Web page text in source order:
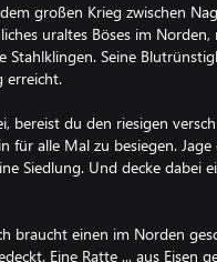
großen Krieg zwischen
uraltes Böses im
Stahlklingen. Seine
erreicht.
bereist du den riesigen
für alle Mal zu besiegen.
Siedlung. Und decke dabei
braucht einen im Norden
Eine Ratte ... aus Eisen